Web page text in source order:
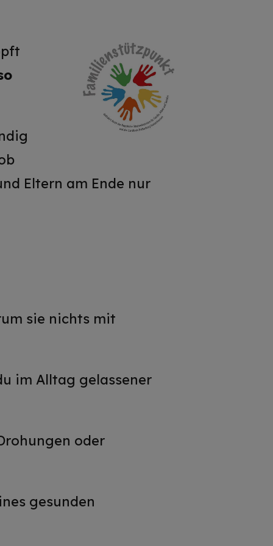
Eltern am Ende nur
sie nichts mit
im Alltag gelassener
oder
gesunden